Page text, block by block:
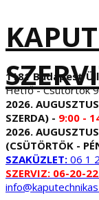
1181 Budapest
Hétfő - Csütörtök
2026.
SZERDA) - 9:00 -
2026.
(CSÜTÖRTÖK -
SZAKÜZLET: 06 1
SZERVIZ: 06-20-